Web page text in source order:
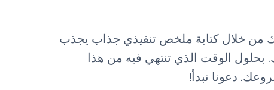
من خلال كتابة ملخص تنفيذي جذاب يجذب
الوقت الذي تنتهي فيه من هذا
دعونا نبدأ!